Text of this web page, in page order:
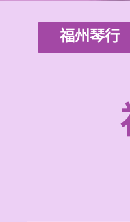
福州琴行